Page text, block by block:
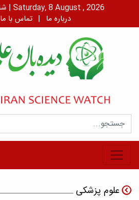
شنبه، ۱۷ مرداد، ۱۴۰۵ | Saturday, 8 August , 2026
درباره ما | تماس با ما
علوم پزشکی